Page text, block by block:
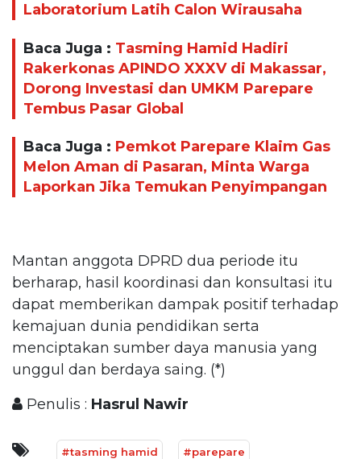
Laboratorium Latih Calon Wirausaha
Baca Juga : Tasming Hamid Hadiri
Rakerkonas APINDO XXXV di Makassar,
Dorong Investasi dan UMKM Parepare
Tembus Pasar Global
Baca Juga : Pemkot Parepare Klaim Gas
Melon Aman di Pasaran, Minta Warga
Laporkan Jika Temukan Penyimpangan
Mantan anggota DPRD dua periode itu
berharap, hasil koordinasi dan konsultasi itu
dapat memberikan dampak positif terhadap
kemajuan dunia pendidikan serta
menciptakan sumber daya manusia yang
unggul dan berdaya saing. (*)
Penulis : Hasrul Nawir
#tasming hamid #parepare